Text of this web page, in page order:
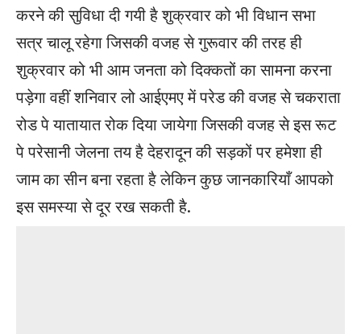
करने की सुविधा दी गयी है शुक्रवार को भी विधान सभा
सत्र चालू रहेगा जिसकी वजह से गुरूवार की तरह ही
शुक्रवार को भी आम जनता को दिक्कतों का सामना करना
पड़ेगा वहीं शनिवार लो आईएमए में परेड की वजह से चकराता
रोड पे यातायात रोक दिया जायेगा जिसकी वजह से इस रूट
पे परेसानी जेलना तय है देहरादून की सड़कों पर हमेशा ही
जाम का सीन बना रहता है लेकिन कुछ जानकारियाँ आपको
इस समस्या से दूर रख सकती है.